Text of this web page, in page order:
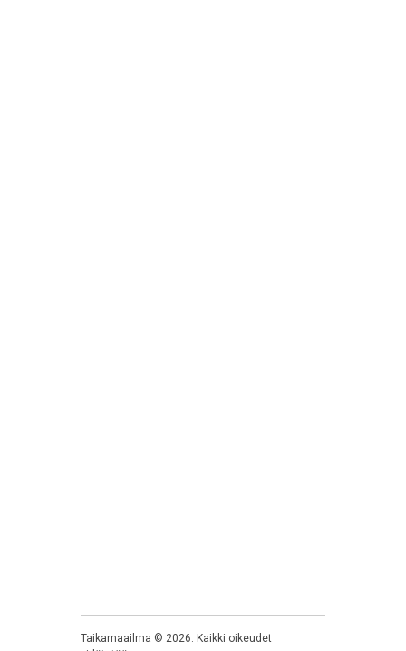
Taikamaailma © 2026. Kaikki oikeudet